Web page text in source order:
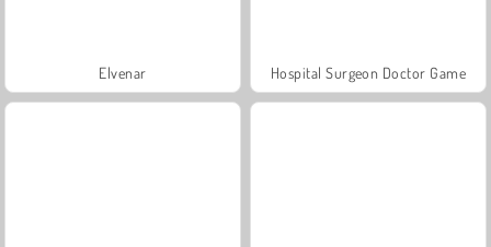
Elvenar Hospital Surgeon Doctor Game